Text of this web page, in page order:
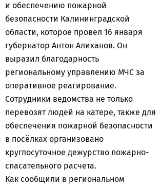
и обеспечению пожарной
безопасности Калининградской
области, которое провел 16 января
губернатор Антон Алиханов. Он
выразил благодарность
региональному управлению МЧС за
оперативное реагирование.
Сотрудники ведомства не только
перевозят людей на катере, также для
обеспечения пожарной безопасности
в посёлках организовано
круглосуточное дежурство пожарно-
спасательного расчета.
Как сообщили в региональном